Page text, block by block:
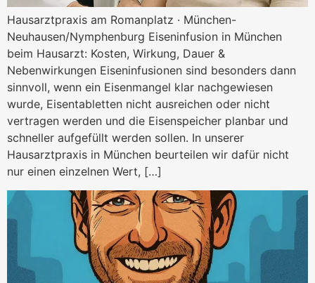
Hausarztpraxis am Romanplatz · München-
Neuhausen/Nymphenburg Eiseninfusion in München
beim Hausarzt: Kosten, Wirkung, Dauer &
Nebenwirkungen Eiseninfusionen sind besonders dann
sinnvoll, wenn ein Eisenmangel klar nachgewiesen
wurde, Eisentabletten nicht ausreichen oder nicht
vertragen werden und die Eisenspeicher planbar und
schneller aufgefüllt werden sollen. In unserer
Hausarztpraxis in München beurteilen wir dafür nicht
nur einen einzelnen Wert, […]
Vitaminmangel nach Kater